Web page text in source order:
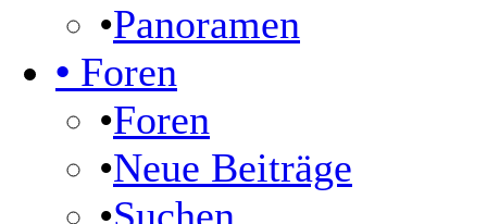
•Panoramen
• Foren
•Foren
•Neue Beiträge